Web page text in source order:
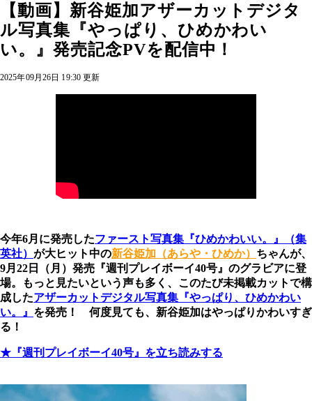
【動画】新谷姫加アザーカットデジタ
ル写真集『やっぱり、ひめかわい
い。』発売記念PVを配信中！
2025年09月26日 19:30 更新
今年6月に発売したファースト写真集『ひめかわいい。』（集
英社） が大ヒット中の新谷姫加（あらや・ひめか） ちゃんが、
9月22日（月）発売『週刊プレイボーイ40号』のグラビアに登
場。もっと見たいという声も多く、このたび未掲載カットで構
成したアザーカットデジタル写真集『やっぱり、ひめかわい
い。』 を発売！ 何度見ても、新谷姫加はやっぱりかわいすぎ
る！
★『週刊プレイボーイ40号』を立ち読みする